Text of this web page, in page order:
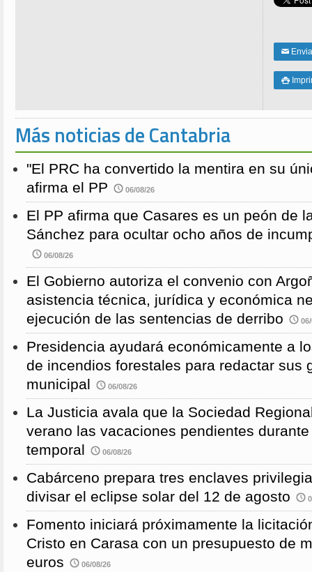
✉

Más noticias de Cantabria
"El PRC ha convertido la mentira en su
afirma el PP
06/08/26
El PP afirma que Casares es un peón de
Sánchez para ocultar ocho años de
06/08/26
El Gobierno autoriza el convenio con
asistencia técnica, jurídica y económica
ejecución de las sentencias de derribo
Presidencia ayudará económicamente a
de incendios forestales para redactar sus
municipal
06/08/26
La Justicia avala que la Sociedad
verano las vacaciones pendientes
temporal
06/08/26
Cabárceno prepara tres enclaves
divisar el eclipse solar del 12 de agosto
Fomento iniciará próximamente la
Cristo en Carasa con un presupuesto de
euros
06/08/26